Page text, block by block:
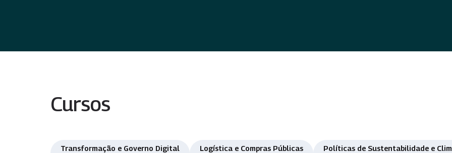
Cursos
Transformação e Governo Digital Logística e Compras Públicas Políticas de Sustentabilidade e